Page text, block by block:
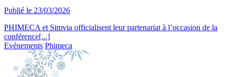
Publié le 23/03/2026
PHIMECA et Simvia officialisent leur partenariat à l’occasion de la
conférence[...]
Evénements Phimeca